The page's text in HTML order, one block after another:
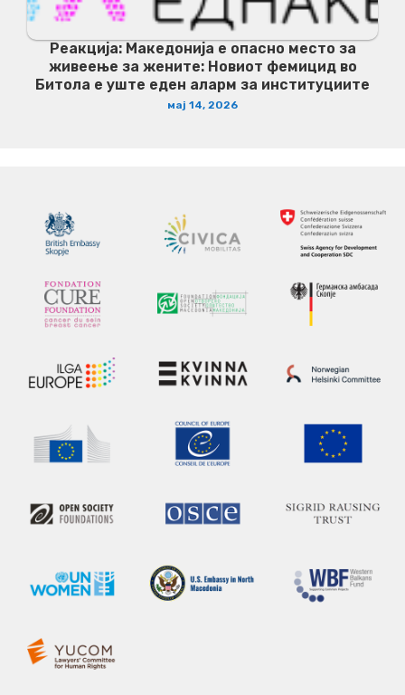
Реакција: Македонија е опасно место за
живеење за жените: Новиот фемицид во
Битола е уште еден аларм за институциите
мај 14, 2026